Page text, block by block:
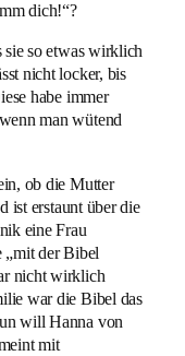
dich!“?
sie so etwas wirklich
nicht locker, bis
habe immer
man wütend
ob die Mutter
ist erstaunt über die
eine Frau
„mit der Bibel
nicht wirklich
war die Bibel das
will Hanna von
mit